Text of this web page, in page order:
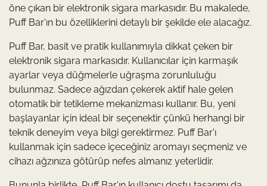
öne çıkan bir elektronik sigara markasıdır. Bu makalede,
Puff Bar'ın bu özelliklerini detaylı bir şekilde ele alacağız.
Puff Bar, basit ve pratik kullanımıyla dikkat çeken bir
elektronik sigara markasıdır. Kullanıcılar için karmaşık
ayarlar veya düğmelerle uğraşma zorunluluğu
bulunmaz. Sadece ağızdan çekerek aktif hale gelen
otomatik bir tetikleme mekanizması kullanır. Bu, yeni
başlayanlar için ideal bir seçenektir çünkü herhangi bir
teknik deneyim veya bilgi gerektirmez. Puff Bar'ı
kullanmak için sadece içeceğiniz aromayı seçmeniz ve
cihazı ağzınıza götürüp nefes almanız yeterlidir.